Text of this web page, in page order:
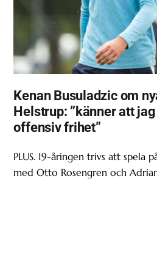
Kenan Busuladzic om
Helstrup: ”känner att
offensiv frihet”
PLUS. 19-åringen trivs att spela
med Otto Rosengren och